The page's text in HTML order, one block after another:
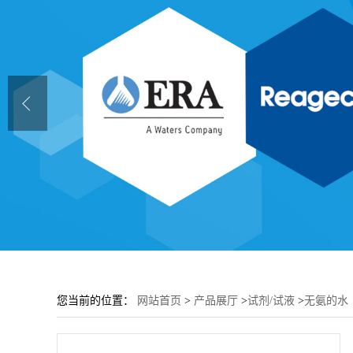
您当前的位置： 网站首页 > 产品展厅 >试剂/试液 >无氨的水